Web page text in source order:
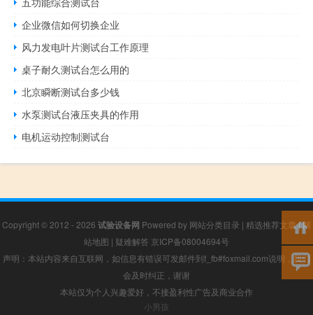
企业微信如何切换企业
风力发电叶片测试台工作原理
桌子耐久测试台怎么用的
北京瞬断测试台多少钱
水泵测试台液压夹具的作用
电机运动控制测试台
Copyright © 2012 - 2026 试验设备网 Powered by 网站分类目录 | 精选推荐文章|网
站地图 | 疑难解答 京ICP备08004694号
声明：本站内容来自互联网，如信息有错误可发邮件到f_fb#foxmail.com说明，我们
会及时纠正，谢谢
本站仅为个人兴趣爱好，不接盈利性广告及商业合作
小男孩